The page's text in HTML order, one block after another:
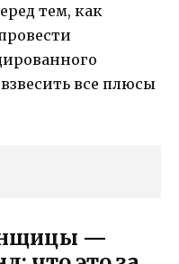
тем, как
все плюсы
—